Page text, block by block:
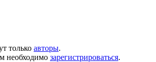
только авторы.
необходимо зарегистрироваться.